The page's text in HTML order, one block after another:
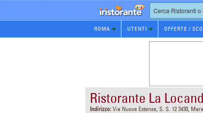
Prenotazione
Ristorante
ROMA UTENTI OFFERTE /
Ristorante La
Indirizzo: Via Nuova Estense, S. S. 12 3430,